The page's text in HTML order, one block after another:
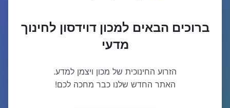
ברוכים הבאים למכון דוידסון לחינוך
מדעי
הזרוע החינוכית של מכון ויצמן למדע.
האתר החדש שלנו כבר מחכה לכם!